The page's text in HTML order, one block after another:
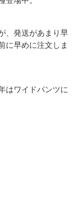
、発送があまり早
に早めに注文しま
はワイドパンツに